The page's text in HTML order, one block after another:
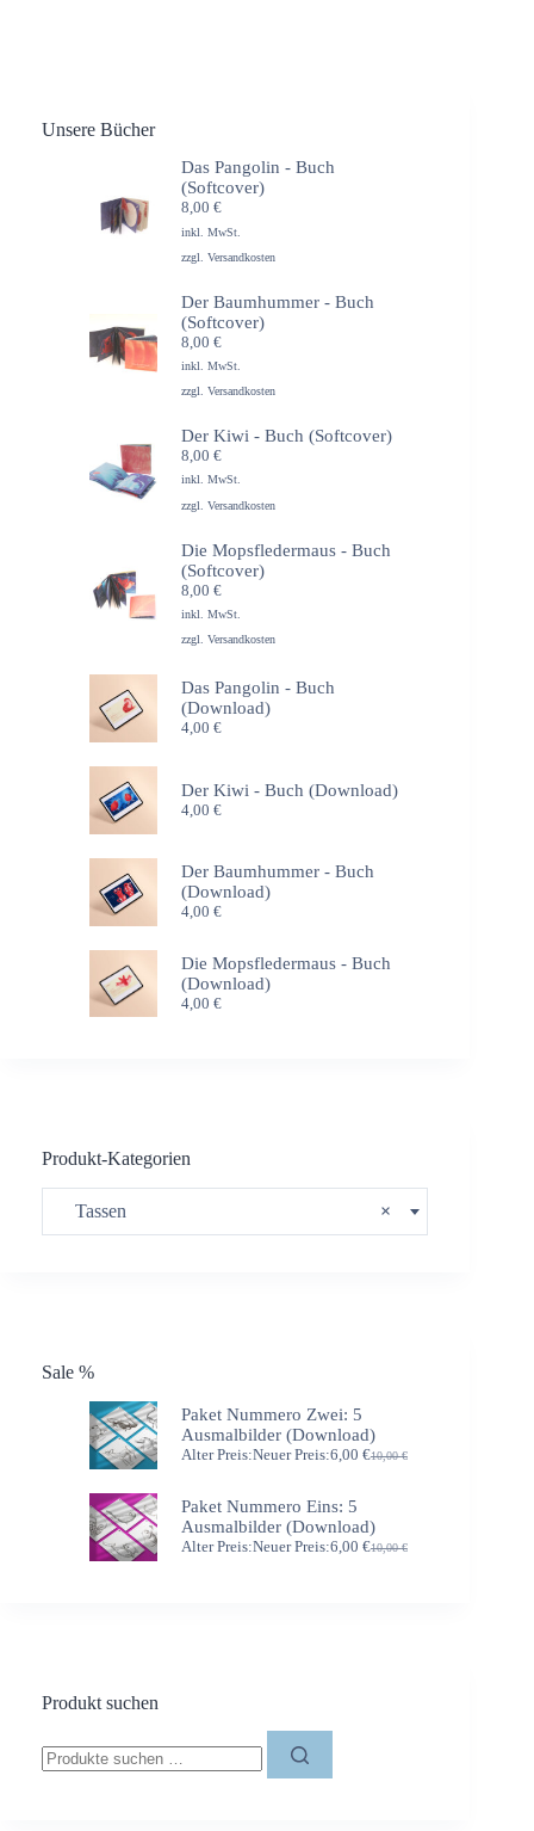
Unsere Bücher
Das Pangolin - Buch
(Softcover)
8,00 €
inkl. MwSt.
zzgl. Versandkosten
Der Baumhummer - Buch
(Softcover)
8,00 €
inkl. MwSt.
zzgl. Versandkosten
Der Kiwi - Buch (Softcover)
8,00 €
inkl. MwSt.
zzgl. Versandkosten
Die Mopsfledermaus - Buch
(Softcover)
8,00 €
inkl. MwSt.
zzgl. Versandkosten
Das Pangolin - Buch
(Download)
4,00 €
Der Kiwi - Buch (Download)
4,00 €
Der Baumhummer - Buch
(Download)
4,00 €
Die Mopsfledermaus - Buch
(Download)
4,00 €
Produkt-Kategorien
×
Tassen
Sale %
Paket Nummero Zwei: 5
Ausmalbilder (Download)
Alter Preis: 10,00€
Ursprünglicher
war:
10,00 €
Neuer Preis:6,00 €
Aktueller
ist:
6,00 €.
Paket Nummero Eins: 5
Ausmalbilder (Download)
Alter Preis: 10,00€
Ursprünglicher
Neuer Preis:6,00 €
Aktueller
Produkt suchen
nach: